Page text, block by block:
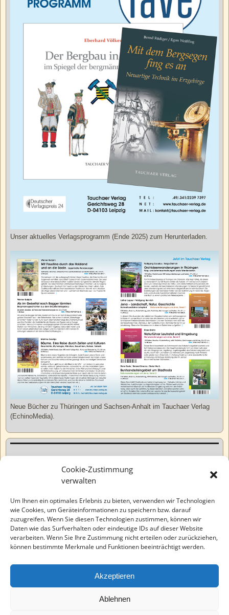
Cookie-Zustimmung
verwalten
Um Ihnen ein optimales Erlebnis zu bieten, verwenden wir Technologien
wie Cookies, um Geräteinformationen zu speichern bzw. darauf
zuzugreifen. Wenn Sie diesen Technologien zustimmen, können wir
Daten wie das Surfverhalten oder eindeutige IDs auf dieser Website
verarbeiten. Wenn Sie Ihre Zustimmung nicht erteilen oder zurückziehen,
können bestimmte Merkmale und Funktionen beeinträchtigt werden.
Akzeptieren
Ablehnen
Unser aktuelles Verlagsprogramm (Ende 2025) zum Herunterladen.
Neue Bücher zu Thüringen und Sachsen-Anhalt im Tauchaer Verlag
(EchinoMedia).
Varia